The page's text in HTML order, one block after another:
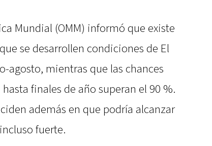
Mundial (OMM) informó que existe
se desarrollen condiciones de El
agosto, mientras que las chances
finales de año superan el 90 %.
además en que podría alcanzar
fuerte.